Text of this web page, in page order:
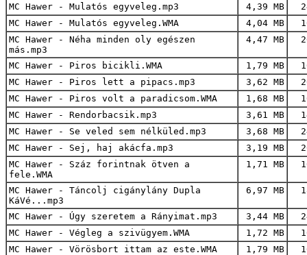
MC Hawer - Mulatós egyveleg.mp3
4,39 MB
MC Hawer - Mulatós egyveleg.WMA
4,04 MB
MC Hawer - Néha minden oly egészen
más.mp3
4,47 MB
MC Hawer - Piros bicikli.WMA 1,79 MB
MC Hawer - Piros lett a pipacs.mp3
3,62 MB
MC Hawer - Piros volt a paradicsom.WMA
1,68 MB
MC Hawer - Rendorbacsik.mp3
3,61 MB
MC Hawer - Se veled sem nélküled.mp3
3,68 MB
MC Hawer - Sej, haj akácfa.mp3
3,19 MB
MC Hawer - Száz forintnak ötven a
fele.WMA
1,71 MB
MC Hawer - Táncolj cigánylány Dupla
KáVé...mp3
6,97 MB
MC Hawer - Úgy szeretem a Rányimat.mp3 3,44 MB
MC Hawer - Végleg a szivügyem.WMA
1,72 MB
MC Hawer - Vörösbort ittam az este.WMA
1,79 MB